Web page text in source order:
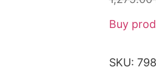
Buy
SKU: